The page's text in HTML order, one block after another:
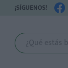
¡SÍGUENOS!